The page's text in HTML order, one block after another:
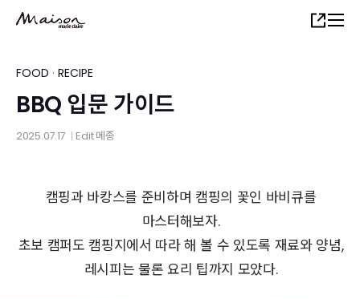
content
Share
FOOD · RECIPE
BBQ 입문 가이드
2025.07.17 Edit메종
캠핑과 바캉스를 준비하며 캠핑의 꽃인 바비큐를
마스터해보자.
초보 캠퍼도 캠핑지에서 따라 해 볼 수 있도록 재료와 양념,
레시피는 물론 요리 팁까지 모았다.